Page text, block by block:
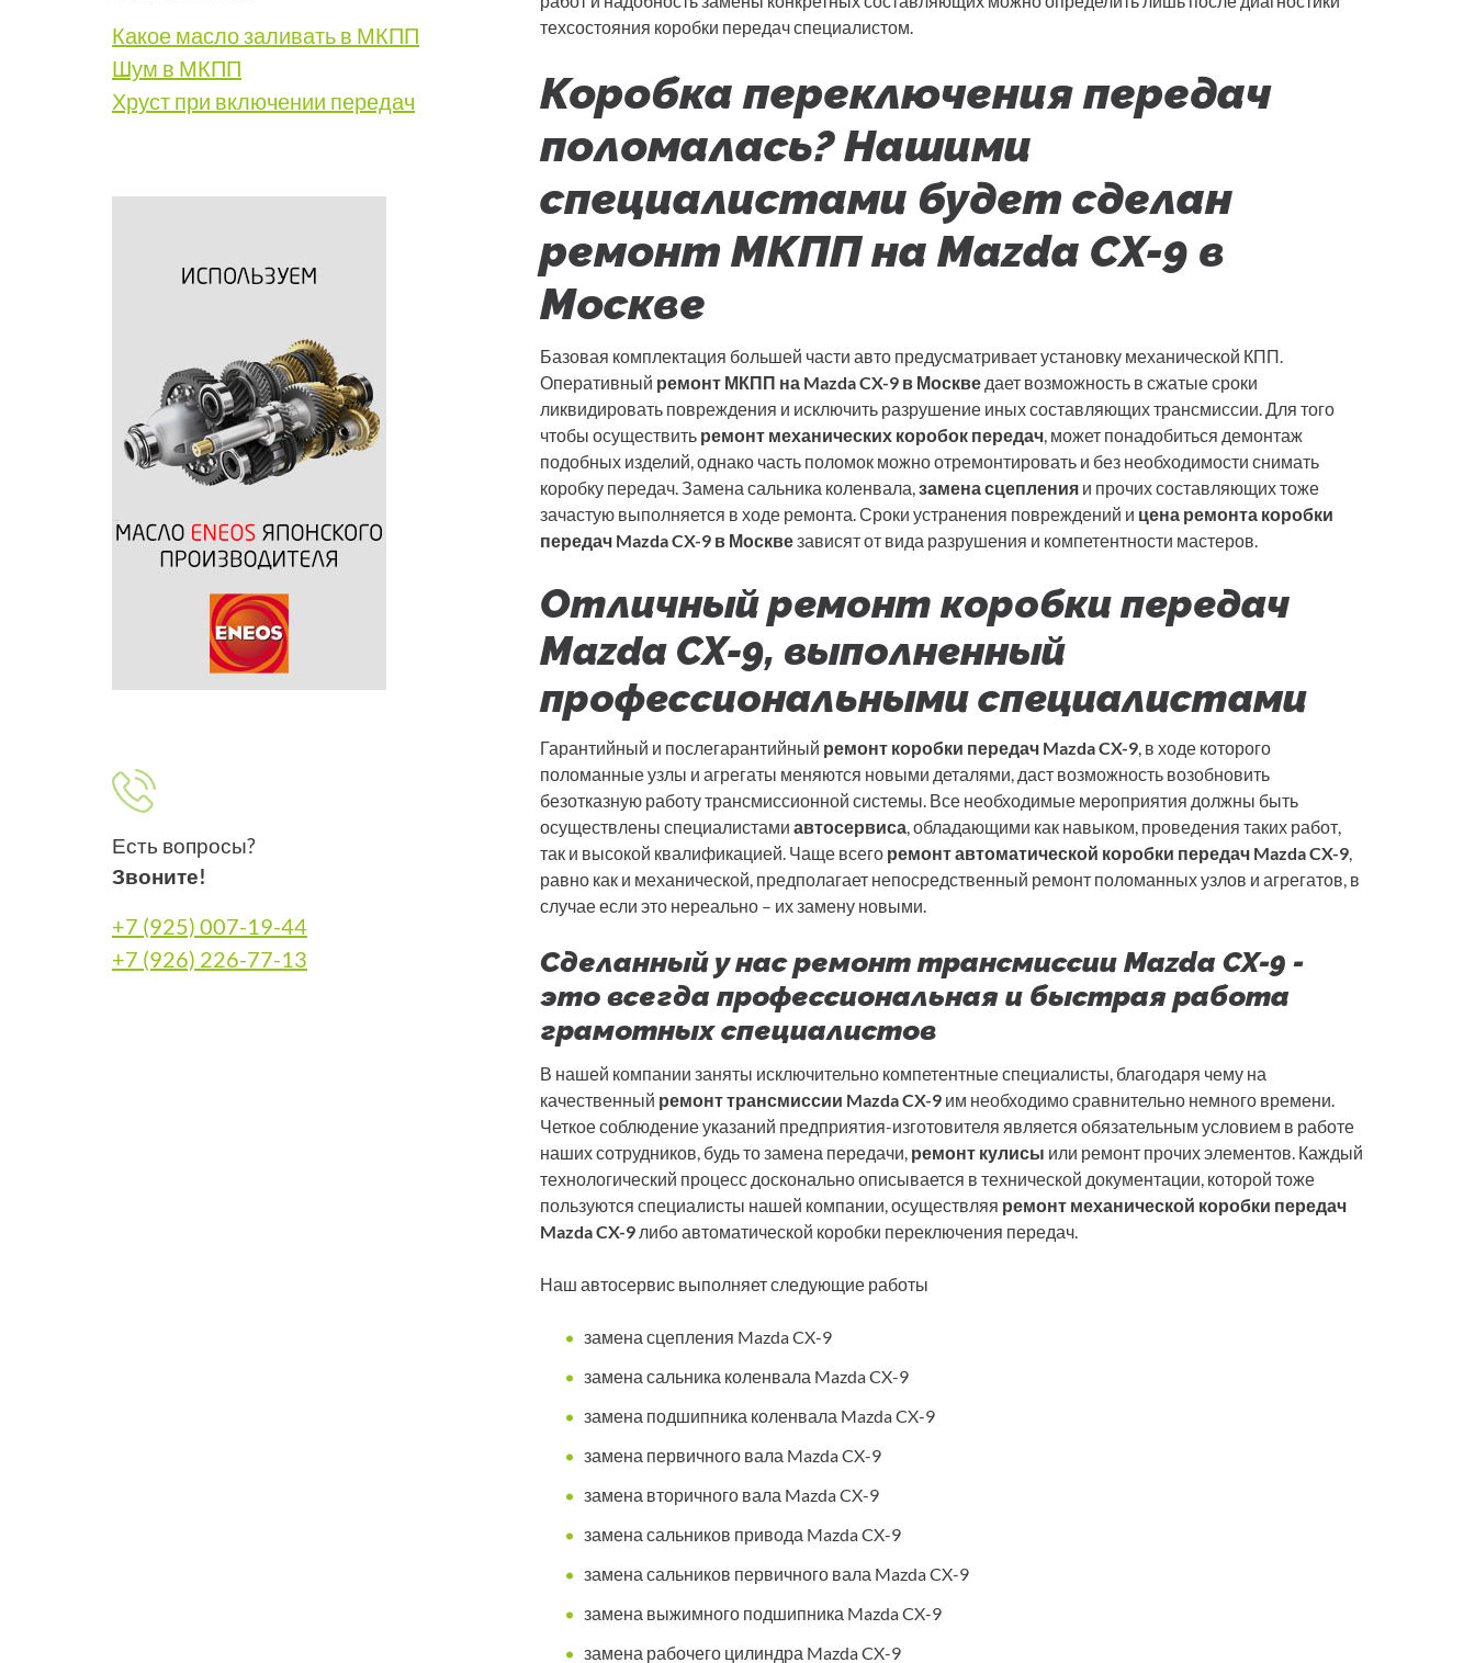
Какое масло заливать в МКПП
Шум в МКПП
Хруст при включении передач
Есть вопросы?
Звоните!
+7 (925) 007-19-44
+7 (926) 226-77-13
техсостояния коробки передач специалистом.
Коробка переключения передач
поломалась? Нашими
специалистами будет сделан
ремонт МКПП на Mazda CX-9 в
Москве
Базовая комплектация большей части авто предусматривает установку механической КПП.
Оперативный ремонт МКПП на Mazda CX-9 в Москве дает возможность в сжатые сроки
ликвидировать повреждения и исключить разрушение иных составляющих трансмиссии. Для того
чтобы осуществить ремонт механических коробок передач, может понадобиться демонтаж
подобных изделий, однако часть поломок можно отремонтировать и без необходимости снимать
коробку передач. Замена сальника коленвала,замена сцепления и прочих составляющих тоже
зачастую выполняется в ходе ремонта. Сроки устранения повреждений и цена ремонта коробки
передач Mazda CX-9 в Москвезависят от вида разрушения и компетентности мастеров.
Отличный ремонт коробки передач
Mazda CX-9, выполненный
профессиональными специалистами
Гарантийный и послегарантийный ремонт коробки передач Mazda CX-9, в ходе которого
поломанные узлы и агрегаты меняются новыми деталями, даст возможность возобновить
безотказную работу трансмиссионной системы. Все необходимые мероприятия должны быть
осуществлены специалистами автосервиса, обладающими как навыком, проведения таких работ,
так и высокой квалификацией. Чаще всего ремонт автоматической коробки передач Mazda CX-9,
равно как и механической, предполагает непосредственный ремонт поломанных узлов и агрегатов, в
случае если это нереально – их замену новыми.
Сделанный у нас ремонт трансмиссии Mazda CX-9 -
это всегда профессиональная и быстрая работа
грамотных специалистов
В нашей компании заняты исключительно компетентные специалисты, благодаря чему на
качественный ремонт трансмиссии Mazda CX-9 им необходимо сравнительно немного времени.
Четкое соблюдение указаний предприятия-изготовителя является обязательным условием в работе
наших сотрудников, будь то замена передачи, ремонт кулисы или ремонт прочих элементов. Каждый
технологический процесс досконально описывается в технической документации, которой тоже
пользуются специалисты нашей компании, осуществляя ремонт механической коробки передач
Mazda CX-9 либо автоматической коробки переключения передач.
Наш автосервис выполняет следующие работы
замена сцепления Mazda CX-9
замена сальника коленвала Mazda CX-9
замена подшипника коленвала Mazda CX-9
замена первичного вала Mazda CX-9
замена вторичного вала Mazda CX-9
замена сальников привода Mazda CX-9
замена сальников первичного вала Mazda CX-9
замена выжимного подшипника Mazda CX-9
замена рабочего цилиндра Mazda CX-9